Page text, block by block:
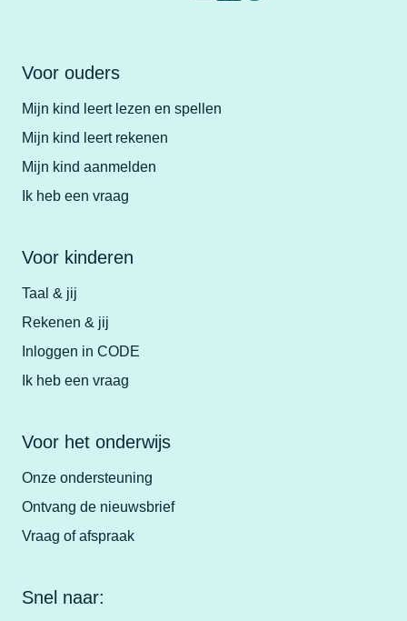
Voor ouders
Mijn kind leert lezen en spellen
Mijn kind leert rekenen
Mijn kind aanmelden
Ik heb een vraag
Voor kinderen
Taal & jij
Rekenen & jij
Inloggen in CODE
Ik heb een vraag
Voor het onderwijs
Onze ondersteuning
Ontvang de nieuwsbrief
Vraag of afspraak
Snel naar: